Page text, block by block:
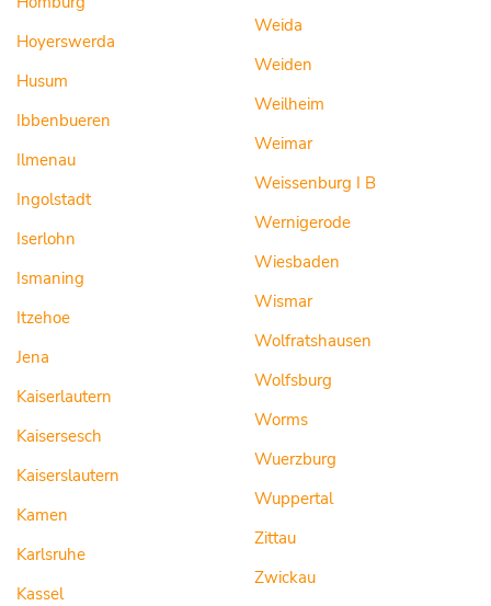
Hoyerswerda
Husum
Ibbenbueren
Ilmenau
Ingolstadt
Iserlohn
Ismaning
Itzehoe
Jena
Kaiserlautern
Kaisersesch
Kaiserslautern
Kamen
Karlsruhe
Kassel
Weida
Weiden
Weilheim
Weimar
Weissenburg I B
Wernigerode
Wiesbaden
Wismar
Wolfratshausen
Wolfsburg
Worms
Wuerzburg
Wuppertal
Zittau
Zwickau